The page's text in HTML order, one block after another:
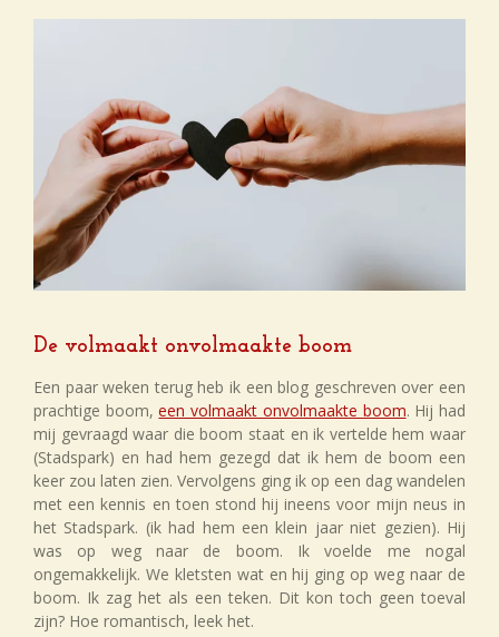
De volmaakt onvolmaakte boom
Een paar weken terug heb ik een blog geschreven over een
prachtige boom,een volmaakt onvolmaakte boom. Hij had
mij gevraagd waar die boom staat en ik vertelde hem waar
(Stadspark) en had hem gezegd dat ik hem de boom een
keer zou laten zien. Vervolgens ging ik op een dag wandelen
met een kennis en toen stond hij ineens voor mijn neus in
het Stadspark. (ik had hem een klein jaar niet gezien). Hij
was op weg naar de boom. Ik voelde me nogal
ongemakkelijk. We kletsten wat en hij ging op weg naar de
boom. Ik zag het als een teken. Dit kon toch geen toeval
zijn? Hoe romantisch, leek het.